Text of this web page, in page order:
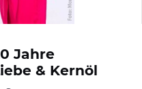
Jahre
& Kernöl